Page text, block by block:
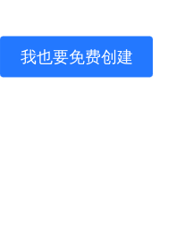
我也要免费创建